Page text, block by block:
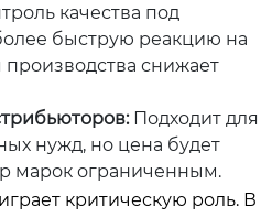
качества под
быструю реакцию на
снижает
Подходит для
нужд, но цена будет
марок ограниченным.
критическую роль. В